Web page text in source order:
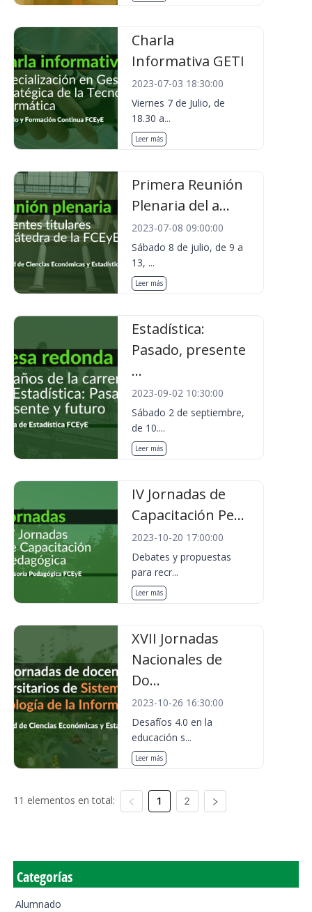
Charla
Informativa GETI
2023-07-03 18:30:00
Viernes 7 de Julio, de
18.30 a...
Leer más
Primera Reunión
Plenaria del a...
2023-07-08 09:00:00
Sábado 8 de julio, de 9 a
13, ...
Leer más
Estadística:
Pasado, presente
...
2023-09-02 10:30:00
Sábado 2 de septiembre,
de 10....
Leer más
IV Jornadas de
Capacitación Pe...
2023-10-20 17:00:00
Debates y propuestas
para recr...
Leer más
XVII Jornadas
Nacionales de
Do...
2023-10-26 16:30:00
Desafíos 4.0 en la
educación s...
Leer más
11 elementos en total: 1 2
Categorías
Alumnado